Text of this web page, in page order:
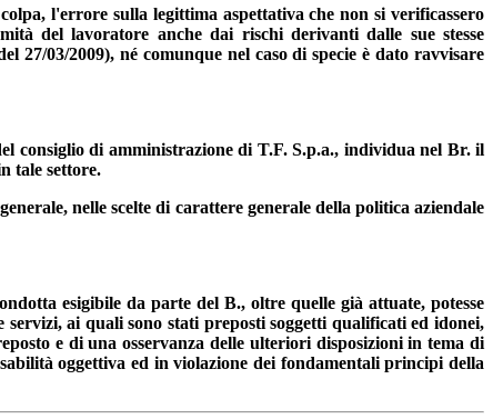
l'errore sulla legittima aspettativa che non si verificassero
del lavoratore anche dai rischi derivanti dalle sue stesse
27/03/2009), né comunque nel caso di specie è dato ravvisare
consiglio di amministrazione di T.F. S.p.a., individua nel Br. il
tale settore.
nelle scelte di carattere generale della politica aziendale
esigibile da parte del B., oltre quelle già attuate, potesse
ai quali sono stati preposti soggetti qualificati ed idonei,
e di una osservanza delle ulteriori disposizioni in tema di
oggettiva ed in violazione dei fondamentali principi della